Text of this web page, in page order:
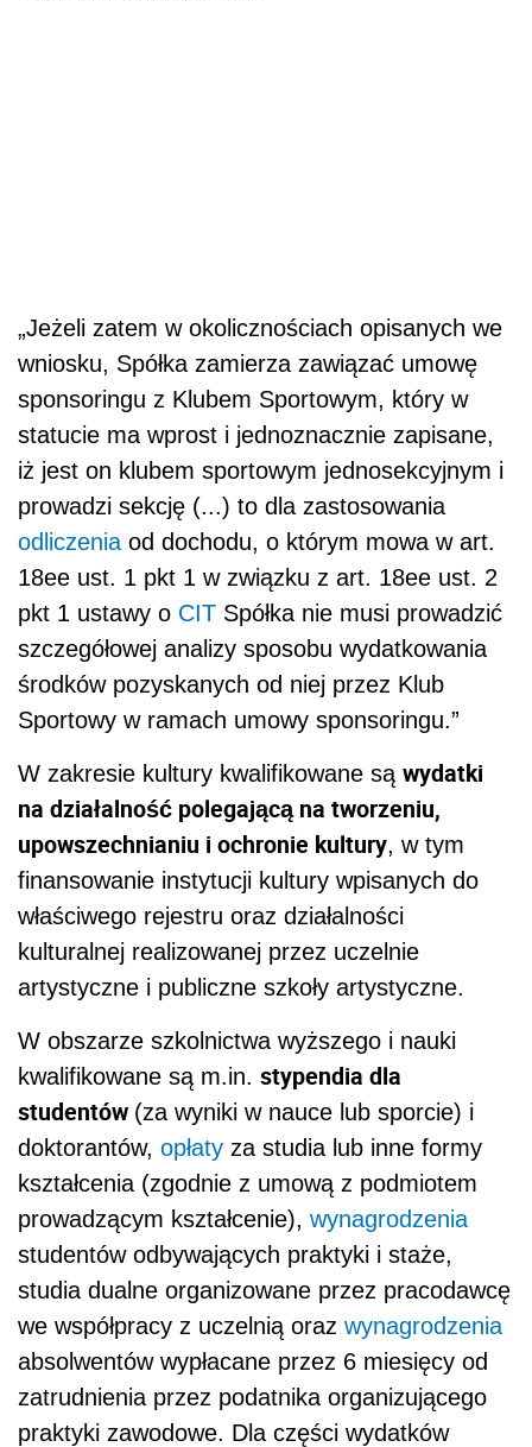
„Jeżeli zatem w okolicznościach opisanych we
wniosku, Spółka zamierza zawiązać umowę
sponsoringu z Klubem Sportowym, który w
statucie ma wprost i jednoznacznie zapisane,
iż jest on klubem sportowym jednosekcyjnym i
prowadzi sekcję (...) to dla zastosowania
odliczenia od dochodu, o którym mowa w art.
18ee ust. 1 pkt 1 w związku z art. 18ee ust. 2
pkt 1 ustawy o CIT Spółka nie musi prowadzić
szczegółowej analizy sposobu wydatkowania
środków pozyskanych od niej przez Klub
Sportowy w ramach umowy sponsoringu.”
W zakresie kultury kwalifikowane są wydatki
na działalność polegającą na tworzeniu,
upowszechnianiu i ochronie kultury, w tym
finansowanie instytucji kultury wpisanych do
właściwego rejestru oraz działalności
kulturalnej realizowanej przez uczelnie
artystyczne i publiczne szkoły artystyczne.
W obszarze szkolnictwa wyższego i nauki
kwalifikowane są m.in. stypendia dla
studentów (za wyniki w nauce lub sporcie) i
doktorantów, opłaty za studia lub inne formy
kształcenia (zgodnie z umową z podmiotem
prowadzącym kształcenie), wynagrodzenia
studentów odbywających praktyki i staże,
studia dualne organizowane przez pracodawcę
we współpracy z uczelnią oraz wynagrodzenia
absolwentów wypłacane przez 6 miesięcy od
zatrudnienia przez podatnika organizującego
praktyki zawodowe. Dla części wydatków